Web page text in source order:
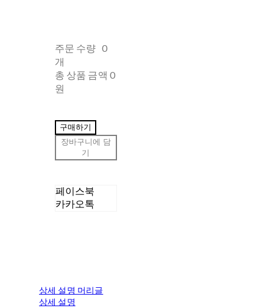
주문 수량 0
개
총 상품 금액 0
원
구매하기
장바구니에 담
기
페이스북
카카오톡
상세 설명 머리글
상세 설명